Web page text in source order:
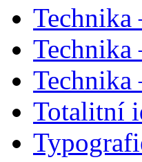
Technika
Technika
Technika
Totalitní